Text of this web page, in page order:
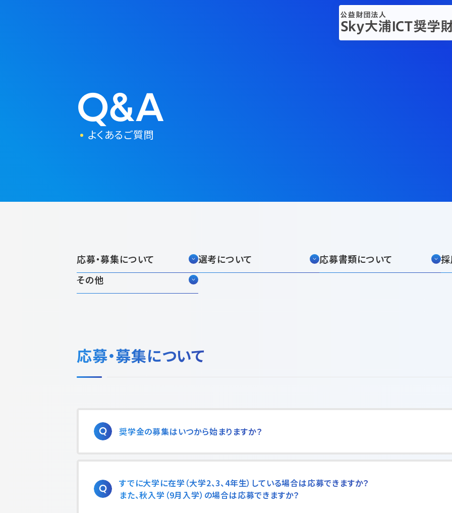
Q&A
よくあるご質問
応募・募集について 選考について 応募書類について
その他
応募・募集について
奨学金の募集はいつから始まりますか？
すでに大学に在学（大学2、3、4年生）している場合は応募できますか？
また、秋入学（9月入学）の場合は応募できますか？